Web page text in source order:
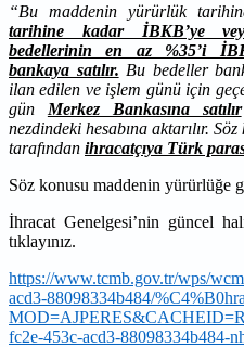
“Bu maddenin yürürlük
tarihine kadar İBKB’ye
bedellerinin en az %35’i
bankaya satılır. Bu bedeller
ilan edilen ve işlem günü için
gün Merkez Bankasına satılır
nezdindeki hesabına aktarılır.
tarafından ihracatçıya Türk
Söz konusu maddenin yürürlüğe
İhracat Genelgesi’nin güncel
tıklayınız.
https://www.tcmb.gov.tr/wps/
acd3-88098334b484/
fc2e-453c-acd3-88098334b484-